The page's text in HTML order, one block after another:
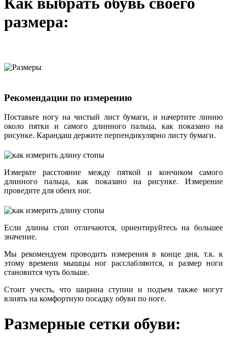
размера:
Рекомендации по измерению
Поставьте ногу на чистый лист бумаги, и начертите линию
около пятки и самого длинного пальца, как показано на
рисунке. Карандаш держите перпендикулярно листу бумаги.
Измерьте расстояние между пяткой и кончиком самого
длинного пальца, как показано на рисунке. Измерение
проведите для обеих ног.
Если длины стоп отличаются, ориентируйтесь на большее
значение.
Мы рекомендуем проводить измерения в конце дня, т.к. к
этому времени мышцы ног расслабляются, и размер ноги
становится чуть больше.
Стоит учесть, что ширина ступни и подъем также могут
влиять на комфортную посадку обуви по ноге.
Размерные сетки обуви: